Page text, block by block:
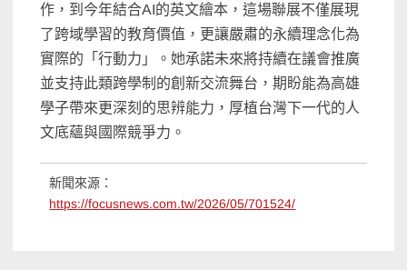
作，到今年結合AI的英文繪本，這場聯展不僅展現
了跨域學習的教育價值，更讓嚴肅的永續理念化為
實際的「行動力」。她承諾未來將持續在議會推廣
並支持此類跨學制的創新交流舞台，期盼能為高雄
學子帶來更深刻的思辨能力，厚植台灣下一代的人
文底蘊與國際競爭力。
新聞來源：
https://focusnews.com.tw/2026/05/701524/